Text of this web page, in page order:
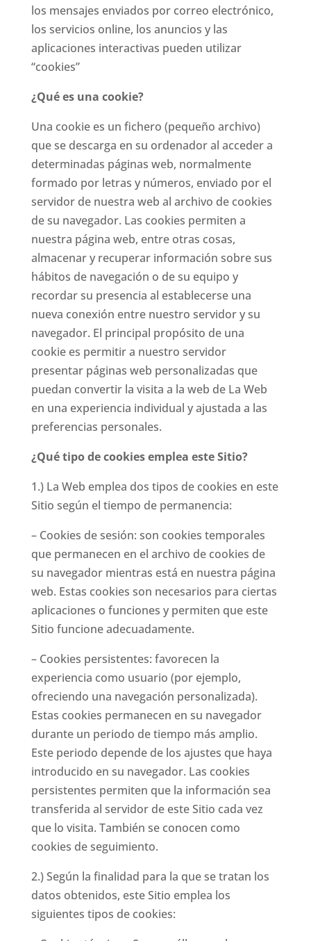
los mensajes enviados por correo electrónico,
los servicios online, los anuncios y las
aplicaciones interactivas pueden utilizar
“cookies”
¿Qué es una cookie?
Una cookie es un fichero (pequeño archivo)
que se descarga en su ordenador al acceder a
determinadas páginas web, normalmente
formado por letras y números, enviado por el
servidor de nuestra web al archivo de cookies
de su navegador. Las cookies permiten a
nuestra página web, entre otras cosas,
almacenar y recuperar información sobre sus
hábitos de navegación o de su equipo y
recordar su presencia al establecerse una
nueva conexión entre nuestro servidor y su
navegador. El principal propósito de una
cookie es permitir a nuestro servidor
presentar páginas web personalizadas que
puedan convertir la visita a la web de La Web
en una experiencia individual y ajustada a las
preferencias personales.
¿Qué tipo de cookies emplea este Sitio?
1.) La Web emplea dos tipos de cookies en este
Sitio según el tiempo de permanencia:
– Cookies de sesión: son cookies temporales
que permanecen en el archivo de cookies de
su navegador mientras está en nuestra página
web. Estas cookies son necesarios para ciertas
aplicaciones o funciones y permiten que este
Sitio funcione adecuadamente.
– Cookies persistentes: favorecen la
experiencia como usuario (por ejemplo,
ofreciendo una navegación personalizada).
Estas cookies permanecen en su navegador
durante un periodo de tiempo más amplio.
Este periodo depende de los ajustes que haya
introducido en su navegador. Las cookies
persistentes permiten que la información sea
transferida al servidor de este Sitio cada vez
que lo visita. También se conocen como
cookies de seguimiento.
2.) Según la finalidad para la que se tratan los
datos obtenidos, este Sitio emplea los
siguientes tipos de cookies: